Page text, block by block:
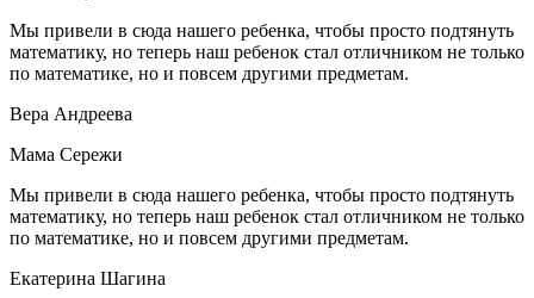
Мы привели в сюда нашего ребенка, чтобы просто подтянуть
математику, но теперь наш ребенок стал отличником не только
по математике, но и повсем другими предметам.
Вера Андреева
Мама Сережи
Мы привели в сюда нашего ребенка, чтобы просто подтянуть
математику, но теперь наш ребенок стал отличником не только
по математике, но и повсем другими предметам.
Екатерина Шагина